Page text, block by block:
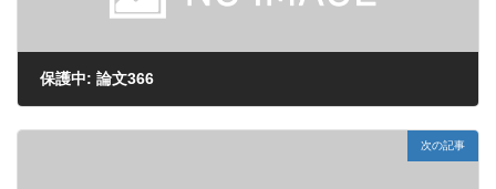
保護中: 論文366
次の記事